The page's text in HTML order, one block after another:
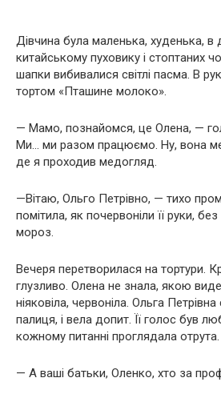
Дівчина була маленька, худенька,
китайському пуховику і стоптаних
шапки вибивалися світлі пасма. В
тортом «Пташине молоко».
— Мамо, познайомся, це Олена, —
Ми… ми разом працюємо. Ну, вона
де я проходив медогляд.
—Вітаю, Ольго Петрівно, — тихо
помітила, як почервоніли її руки,
мороз.
Вечеря перетворилася на тортури.
глузливо. Олена не знала, якою
ніяковіла, червоніла. Ольга
палиця, і вела допит. Її голос був
кожному питанні проглядала отрута.
— А ваші батьки, Оленко, хто за